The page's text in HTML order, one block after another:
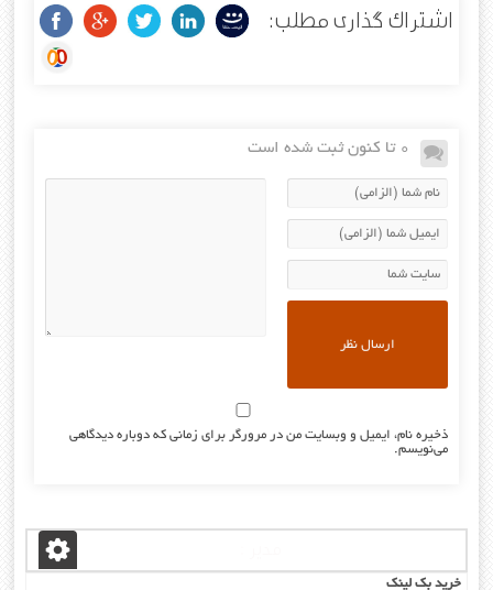
اشتراک گذاری مطلب:
0 تا کنون ثبت شده است
ذخیره نام، ایمیل و وبسایت من در مرورگر برای زمانی که دوباره دیدگاهی
می‌نویسم.
خرید بک لینک